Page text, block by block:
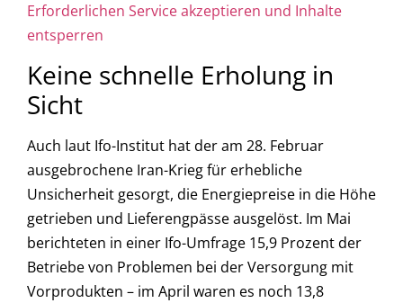
Erforderlichen Service akzeptieren und Inhalte
entsperren
Keine schnelle Erholung in
Sicht
Auch laut Ifo-Institut hat der am 28. Februar
ausgebrochene Iran-Krieg für erhebliche
Unsicherheit gesorgt, die Energiepreise in die Höhe
getrieben und Lieferengpässe ausgelöst. Im Mai
berichteten in einer Ifo-Umfrage 15,9 Prozent der
Betriebe von Problemen bei der Versorgung mit
Vorprodukten – im April waren es noch 13,8